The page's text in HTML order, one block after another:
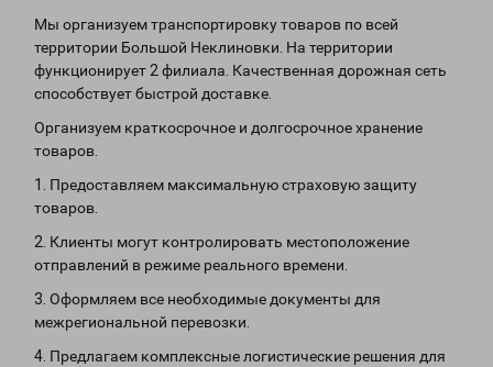
Мы организуем транспортировку товаров по всей
территории Большой Неклиновки. На территории
функционирует 2 филиала. Качественная дорожная сеть
способствует быстрой доставке.
Организуем краткосрочное и долгосрочное хранение
товаров.
1. Предоставляем максимальную страховую защиту
товаров.
2. Клиенты могут контролировать местоположение
отправлений в режиме реального времени.
3. Оформляем все необходимые документы для
межрегиональной перевозки.
4. Предлагаем комплексные логистические решения для